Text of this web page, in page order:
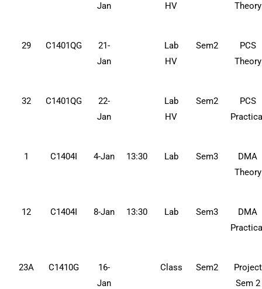
Jan
HV
Theory
29 C1401QG
21-
Jan
Lab
HV
Sem2
PCS
Theory
32 C1401QG
22-
Jan
Lab
HV
Sem2
PCS
1 C1404I 4-Jan 13:30 Lab Sem3
DMA
Theory
12 C1404I 8-Jan 13:30 Lab Sem3
DMA
23A C1410G
16-
Jan
Class Sem2
Project
Sem 2